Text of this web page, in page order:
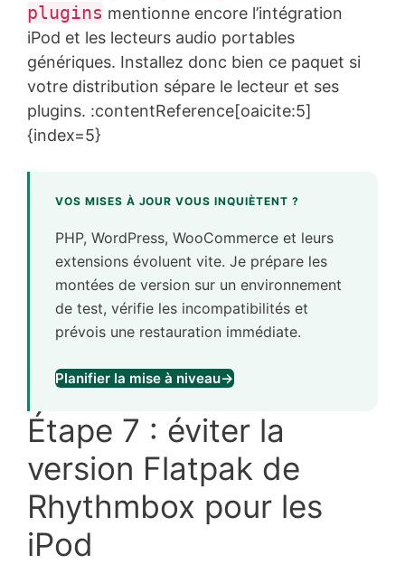
plugins mentionne encore l’intégration
iPod et les lecteurs audio portables
génériques. Installez donc bien ce paquet si
votre distribution sépare le lecteur et ses
plugins. :contentReference[oaicite:5]
{index=5}
VOS MISES À JOUR VOUS INQUIÈTENT ?
PHP, WordPress, WooCommerce et leurs
extensions évoluent vite. Je prépare les
montées de version sur un environnement
de test, vérifie les incompatibilités et
prévois une restauration immédiate.
Planifier la mise à niveau→
Étape 7 : éviter la
version Flatpak de
Rhythmbox pour les
iPod